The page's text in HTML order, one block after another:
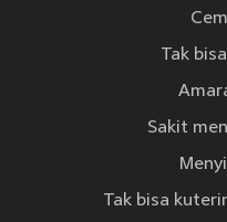
Tak
Sakit
Tak bisa